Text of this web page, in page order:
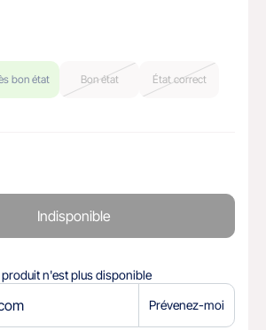
bon état Bon état État correct
Indisponible
produit n'est plus disponible
Prévenez-moi